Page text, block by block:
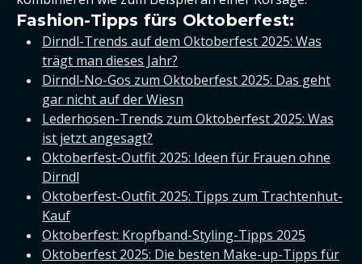
Fashion-Tipps fürs Oktoberfest:
Dirndl-Trends auf dem Oktoberfest 2025: Was
trägt man dieses Jahr?
Dirndl-No-Gos zum Oktoberfest 2025: Das geht
gar nicht auf der Wiesn
Lederhosen-Trends zum Oktoberfest 2025: Was
ist jetzt angesagt?
Oktoberfest-Outfit 2025: Ideen für Frauen ohne
Dirndl
Oktoberfest-Outfit 2025: Tipps zum Trachtenhut-
Kauf
Oktoberfest: Kropfband-Styling-Tipps 2025
Oktoberfest 2025: Die besten Make-up-Tipps für